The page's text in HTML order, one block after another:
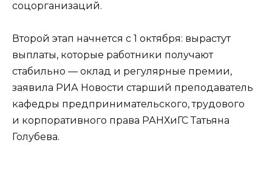
соцорганизаций.
Второй этап начнется с 1 октября: вырастут
выплаты, которые работники получают
стабильно — оклад и регулярные премии,
заявила РИА Новости старший преподаватель
кафедры предпринимательского, трудового
и корпоративного права РАНХиГС Татьяна
Голубева.